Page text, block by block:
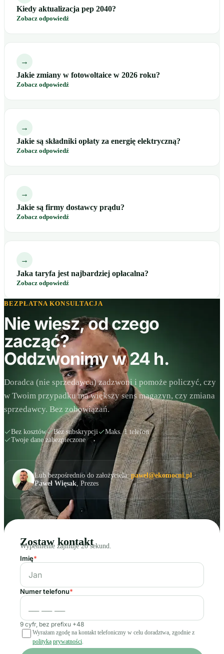
Kiedy aktualizacja pep 2040?
Zobacz odpowiedź
→
Jakie zmiany w fotowoltaice w 2026 roku?
Zobacz odpowiedź
→
Jakie są składniki opłaty za energię elektryczną?
Zobacz odpowiedź
→
Jakie są firmy dostawcy prądu?
Zobacz odpowiedź
→
Jaka taryfa jest najbardziej opłacalna?
Zobacz odpowiedź
BEZPŁATNA KONSULTACJA
Nie wiesz, od czego
zacząć?
Oddzwonimy w 24 h.
Doradca (nie sprzedawca) zadzwoni i pomoże policzyć, czy
w Twoim przypadku ma większy sens magazyn, czy zmiana
sprzedawcy. Bez zobowiązań.
Bez kosztów Bez subskrypcji
Maks. 1 telefon
Twoje dane zabezpieczone
Lub bezpośrednio do założyciela:pawel@ekomocni.pl·
Paweł Więsak, Prezes
Zostaw kontakt
Wypełnienie zajmuje 20 sekund.
Imię*
Numer telefonu*
9 cyfr, bez prefixu +48
Wyrażam zgodę na kontakt telefoniczny w celu doradztwa, zgodnie z
polityką prywatności.